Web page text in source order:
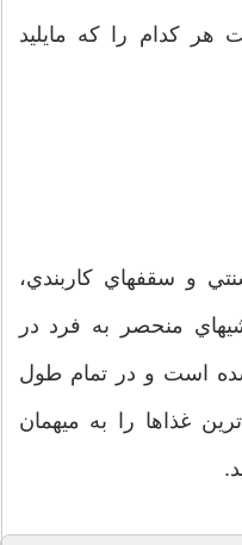
تريپل و 4 سوئيت هر كدام را كه مايليد
و سقفهاي كاربندي،
منحصر به فرد در
است و در تمام طول
غذاها را به ميهمان